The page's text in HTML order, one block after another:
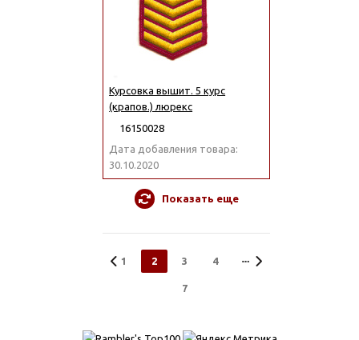
Курсовка вышит. 5 курс
(крапов.) люрекс
16150028
Дата добавления товара:
30.10.2020
Показать еще
1 2 3 4
7